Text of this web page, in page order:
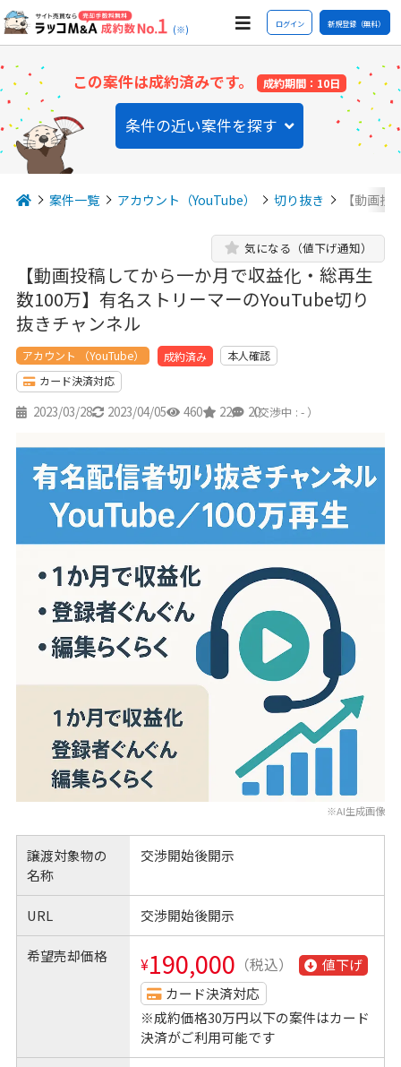
(※) ログイン 新規登録（無料）
この案件は成約済みです。 成約期間：10日
条件の近い案件を探す
案件一覧 アカウント（YouTube） 切り抜き 【動画
【動画投稿してから一か月で収益化・総再生
数100万】有名ストリーマーのYouTube切り
抜きチャンネル
気になる（値下げ通知）
アカウント （YouTube） 成約済み
本人確認
カード決済対応
2023/03/28 2023/04/05 460 22 20
（交渉中 : - ）
※AI生成画像
譲渡対象物の
名称
交渉開始後開示
URL 交渉開始後開示
希望売却価格 ¥190,000 （税込）
値下げ
カード決済対応
※成約価格30万円以下の案件はカード
決済がご利用可能です